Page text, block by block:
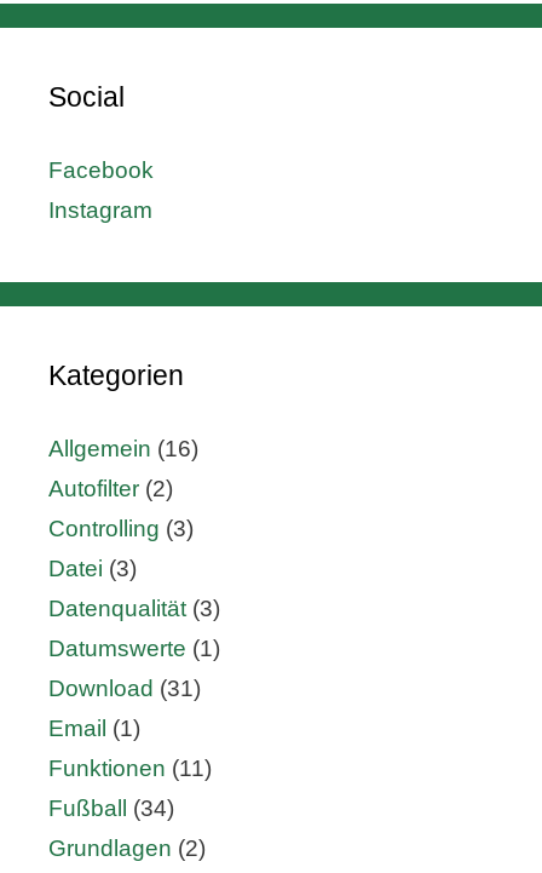
Social
Facebook
Instagram
Kategorien
Allgemein (16)
Autofilter (2)
Controlling (3)
Datei (3)
Datenqualität (3)
Datumswerte (1)
Download (31)
Email (1)
Funktionen (11)
Fußball
(34)
Grundlagen (2)